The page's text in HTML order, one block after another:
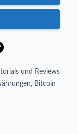
und Reviews
Bitcoin